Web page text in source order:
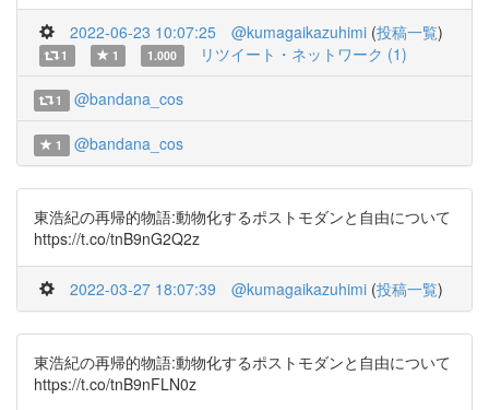
2022-06-23 10:07:25 @kumagaikazuhimi (投稿一覧)
1 1 1.000 リツイート・ネットワーク (1)
1 @bandana_cos
1 @bandana_cos
東浩紀の再帰的物語:動物化するポストモダンと自由について
https://t.co/tnB9nG2Q2z
2022-03-27 18:07:39 @kumagaikazuhimi (投稿一覧)
東浩紀の再帰的物語:動物化するポストモダンと自由について
https://t.co/tnB9nFLN0z